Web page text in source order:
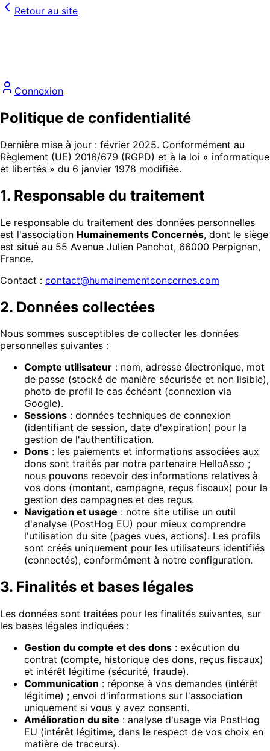
Retour au site
Connexion
Politique de confidentialité
Dernière mise à jour : février 2025. Conformément au
Règlement (UE) 2016/679 (RGPD) et à la loi « informatique
et libertés » du 6 janvier 1978 modifiée.
1. Responsable du traitement
Le responsable du traitement des données personnelles
est l'association Humainements Concernés, dont le siège
est situé au 55 Avenue Julien Panchot, 66000 Perpignan,
France.
Contact : contact@humainementconcernes.com
2. Données collectées
Nous sommes susceptibles de collecter les données
personnelles suivantes :
Compte utilisateur : nom, adresse électronique, mot
de passe (stocké de manière sécurisée et non lisible),
photo de profil le cas échéant (connexion via
Google).
Sessions : données techniques de connexion
(identifiant de session, date d'expiration) pour la
gestion de l'authentification.
Dons : les paiements et informations associées aux
dons sont traités par notre partenaire HelloAsso ;
nous pouvons recevoir des informations relatives à
vos dons (montant, campagne, reçus fiscaux) pour la
gestion des campagnes et des reçus.
Navigation et usage : notre site utilise un outil
d'analyse (PostHog EU) pour mieux comprendre
l'utilisation du site (pages vues, actions). Les profils
sont créés uniquement pour les utilisateurs identifiés
(connectés), conformément à notre configuration.
3. Finalités et bases légales
Les données sont traitées pour les finalités suivantes, sur
les bases légales indiquées :
Gestion du compte et des dons : exécution du
contrat (compte, historique des dons, reçus fiscaux)
et intérêt légitime (sécurité, fraude).
Communication : réponse à vos demandes (intérêt
légitime) ; envoi d'informations sur l'association
uniquement si vous y avez consenti.
Amélioration du site : analyse d'usage via PostHog
EU (intérêt légitime, dans le respect de vos choix en
matière de traceurs).